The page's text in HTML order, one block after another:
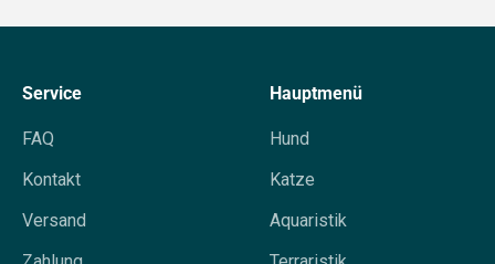
Service
FAQ
Kontakt
Versand
Hauptmenü
Hund
Katze
Aquaristik